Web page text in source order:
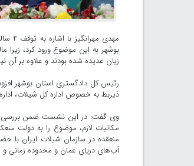
بوشهر به این موضوع ورود کرد، زیرا
زیان عدیده شده بودند و علاوه بر آن
ذیربط به خصوص اداره کل شیلات،
وی گفت: در این نشست ضمن بررسی
منعقده در سازمان شیلات ایران با
آب‌های دریای عمان و محدوده زمانی